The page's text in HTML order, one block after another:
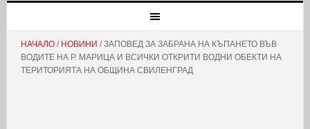
НАЧАЛО/ НОВИНИ / ЗАПОВЕД ЗА ЗАБРАНА НА КЪПАНЕТО ВЪВ
ВОДИТЕ НА Р. МАРИЦА И ВСИЧКИ ОТКРИТИ ВОДНИ ОБЕКТИ НА
ТЕРИТОРИЯТА НА ОБЩИНА СВИЛЕНГРАД